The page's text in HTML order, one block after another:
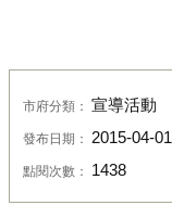
市府分類： 宣導活動
發布日期： 2015-04-01
點閱次數： 1438